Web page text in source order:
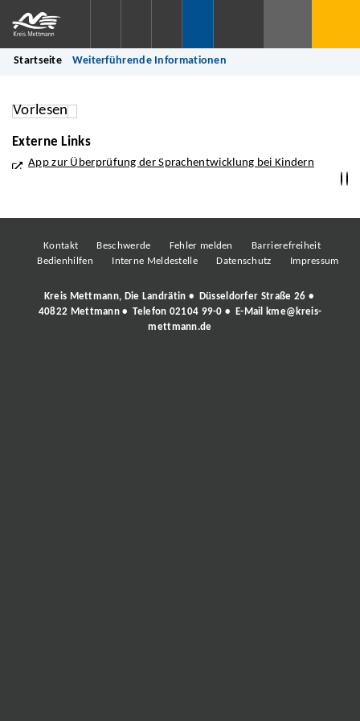
Startseite Weiterführende Informationen
Vorlesen
Externe Links
App zur Überprüfung der Sprachentwicklung bei Kindern
Kontakt Beschwerde Fehler melden
Barrierefreiheit
Bedienhilfen
Interne Meldestelle Datenschutz Impressum
Kreis Mettmann, Die Landrätin • Düsseldorfer Straße 26 •
40822 Mettmann • Telefon 02104 99-0 • E-Mail
kme@kreis-
mettmann.de